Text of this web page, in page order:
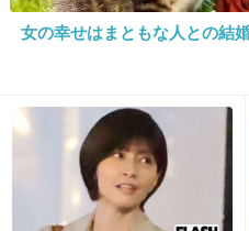
ただいま切迫早産で入
子宮けい官1,2㎝ぐらい
37週まであと4週間！！
持ちこたえて無事に産
女の幸せはまともな人との結